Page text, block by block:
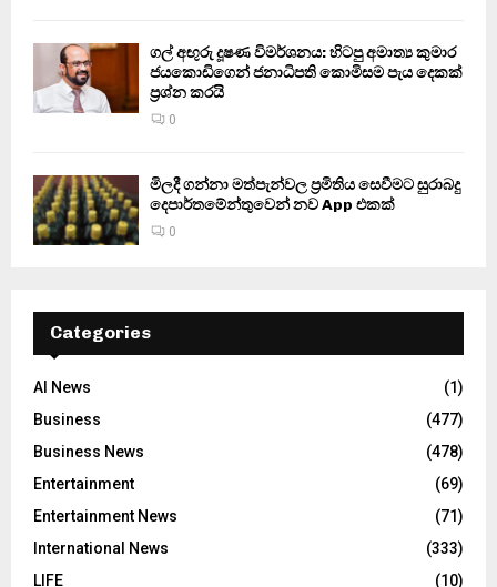
ගල් අඟුරු දූෂණ විමර්ශනය: හිටපු අමාත්‍ය කුමාර
ජයකොඩිගෙන් ජනාධිපති කොමිසම පැය දෙකක්
ප්‍රශ්න කරයි
0
මිලදී ගන්නා මත්පැන්වල ප්‍රමිතිය සෙවීමට සුරාබදු
දෙපාර්තමේන්තුවෙන් නව App එකක්
0
Categories
AI News
(1)
Business
(477)
Business News
(478)
Entertainment
(69)
Entertainment News
(71)
International News
(333)
LIFE
(10)